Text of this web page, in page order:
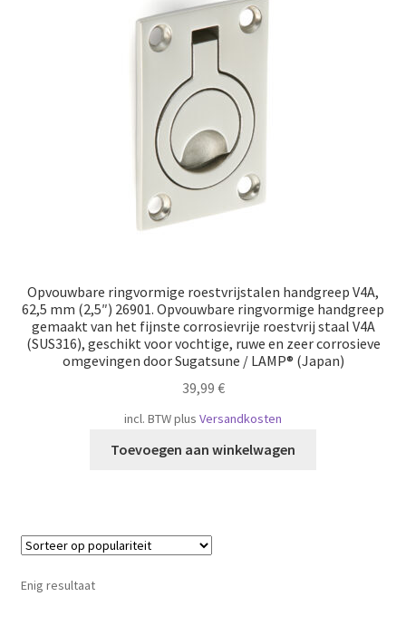
Opvouwbare ringvormige roestvrijstalen handgreep V4A,
62,5 mm (2,5″) 26901. Opvouwbare ringvormige handgreep
gemaakt van het fijnste corrosievrije roestvrij staal V4A
(SUS316), geschikt voor vochtige, ruwe en zeer corrosieve
omgevingen door Sugatsune / LAMP® (Japan)
39,99 €
incl. BTWplus Versandkosten
Toevoegen aan winkelwagen
Enig resultaat